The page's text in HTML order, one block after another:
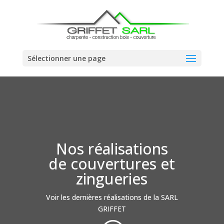
Sélectionner une page
Nos réalisations
de couvertures et
zingueries
Voir les dernières réalisations de la SARL
GRIFFET